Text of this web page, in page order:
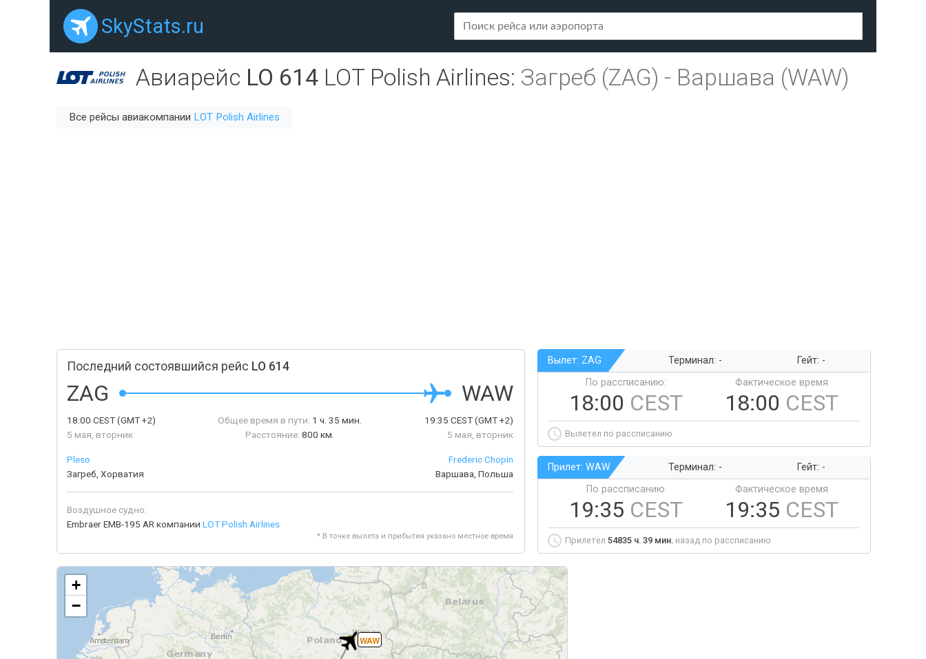
SkyStats.ru
Авиарейс LO 614 LOT Polish Airlines: Загреб (ZAG) - Варшава (WAW)
Все рейсы авиакомпании LOT Polish Airlines
Последний состоявшийся рейс LO 614
ZAG WAW
18:00 CEST(GMT +2)
5 мая, вторник
Общее время в пути: 1 ч. 35 мин.
Расстояние: 800 км.
19:35 CEST(GMT +2)
5 мая, вторник
Pleso
Загреб, Хорватия
Frederic Chopin
Варшава, Польша
Воздушное судно:
Embraer EMB-195 AR компании LOT Polish Airlines
* В точке вылета и прибытия указано местное время
Вылет: ZAG Терминал: -
Гейт: -
По рассписанию:
18:00 CEST
Фактическое время
18:00 CEST
Вылетел по рассписанию
Прилет: WAW Терминал: -
Гейт: -
По рассписанию
19:35 CEST
Фактическое время
19:35 CEST
Прилетел 54835 ч. 39 мин. назад по рассписанию
WAW
+
−